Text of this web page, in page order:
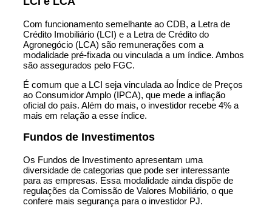
Com funcionamento semelhante ao CDB, a Letra de
Crédito Imobiliário (LCI) e a Letra de Crédito do
Agronegócio (LCA) são remunerações com a
modalidade pré-fixada ou vinculada a um índice. Ambos
são assegurados pelo FGC.
É comum que a LCI seja vinculada ao Índice de Preços
ao Consumidor Amplo (IPCA), que mede a inflação
oficial do país. Além do mais, o investidor recebe 4% a
mais em relação a esse índice.
Fundos de Investimentos
Os Fundos de Investimento apresentam uma
diversidade de categorias que pode ser interessante
para as empresas. Essa modalidade ainda dispõe de
regulações da Comissão de Valores Mobiliário, o que
confere mais segurança para o investidor PJ.